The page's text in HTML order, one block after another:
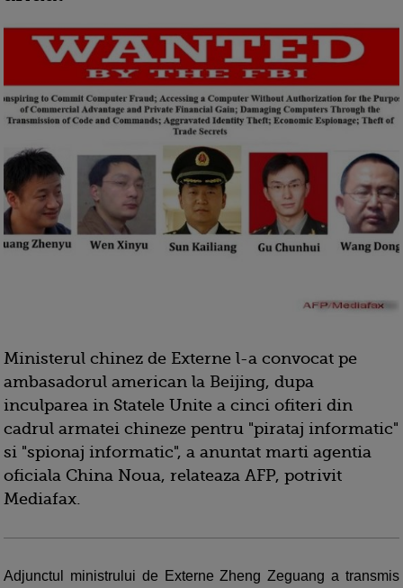
Ministerul chinez de Externe l-a convocat pe
ambasadorul american la Beijing, dupa
inculparea in Statele Unite a cinci ofiteri din
cadrul armatei chineze pentru "pirataj informatic"
si "spionaj informatic", a anuntat marti agentia
oficiala China Noua, relateaza AFP, potrivit
Mediafax.
Adjunctul ministrului de Externe Zheng Zeguang a transmis